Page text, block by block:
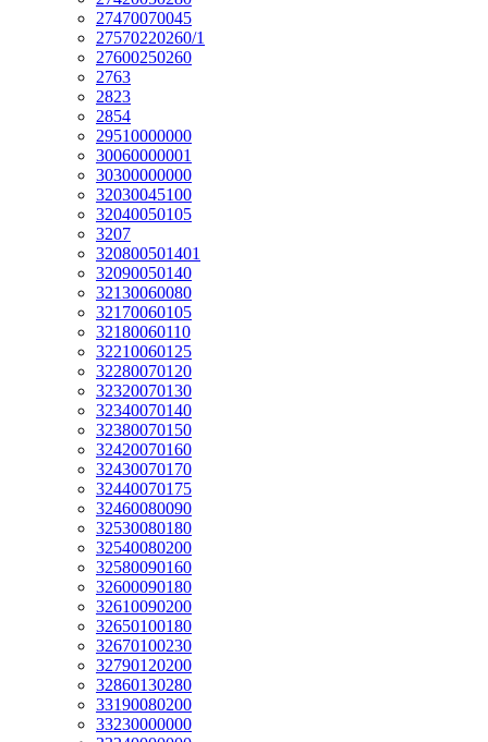
27470070045
27570220260/1
27600250260
2763
2823
2854
29510000000
30060000001
30300000000
32030045100
32040050105
3207
320800501401
32090050140
32130060080
32170060105
32180060110
32210060125
32280070120
32320070130
32340070140
32380070150
32420070160
32430070170
32440070175
32460080090
32530080180
32540080200
32580090160
32600090180
32610090200
32650100180
32670100230
32790120200
32860130280
33190080200
33230000000